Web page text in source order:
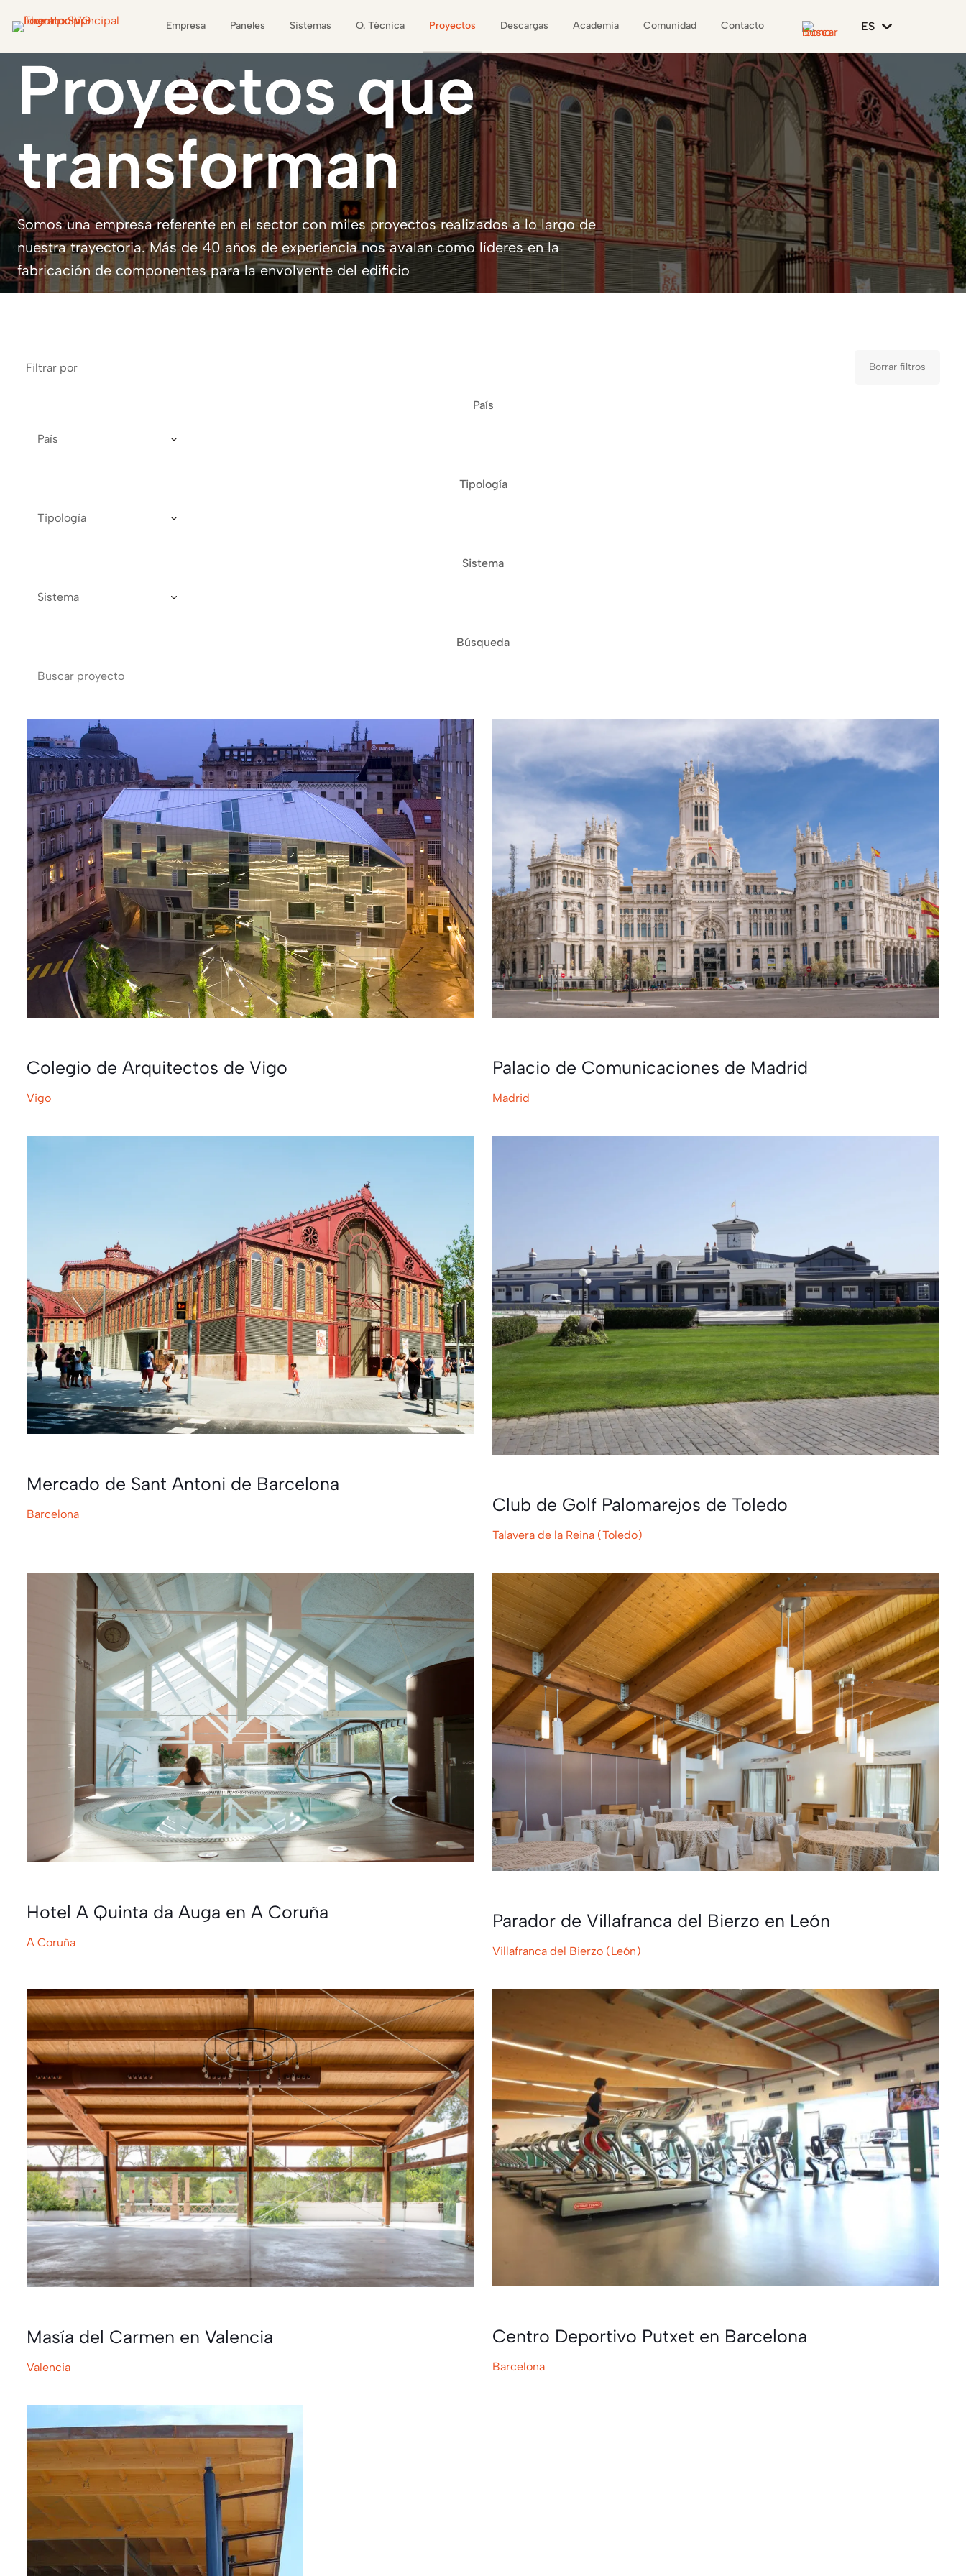
Empresa Paneles Sistemas O. Técnica Proyectos Descargas Academia Comunidad Contacto ES
Proyectos que
transforman
Somos una empresa referente en el sector con miles proyectos realizados a lo largo de
nuestra trayectoria. Más de 40 años de experiencia nos avalan como líderes en la
fabricación de componentes para la envolvente del edificio
Filtrar por Borrar filtros
País
Tipología
Sistema
Búsqueda
Colegio de Arquitectos de Vigo
Vigo
Palacio de Comunicaciones de Madrid
Madrid
Mercado de Sant Antoni de Barcelona
Barcelona Club de Golf Palomarejos de Toledo
Talavera de la Reina (Toledo)
Hotel A Quinta da Auga en A Coruña
A Coruña
Parador de Villafranca del Bierzo en León
Villafranca del Bierzo (León)
Masía del Carmen en Valencia
Valencia
Centro Deportivo Putxet en Barcelona
Barcelona